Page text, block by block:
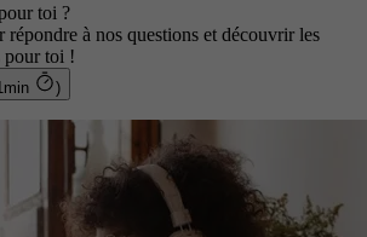
toi ?
répondre à nos questions et découvrir les
pour toi !
mon Master (1min )